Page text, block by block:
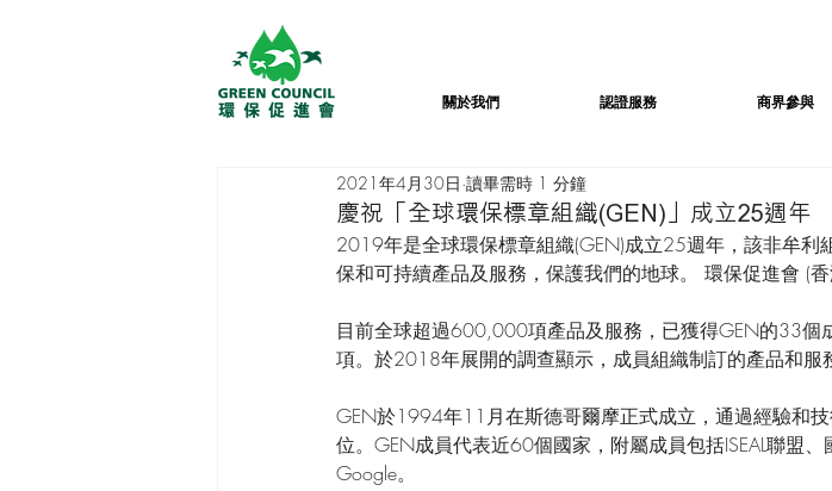
關於我們 認證服務 商界參與
慶祝「全球環保標章組織(GEN)」成立25週年
2021年4月30日 讀畢需時 1 分鐘
2019年是全球環保標章組織(GEN)成立25週年，該非牟利
保和可持續產品及服務，保護我們的地球。 環保促進會 (
目前全球超過600,000項產品及服務，已獲得GEN的33
項。於2018年展開的調查顯示，成員組織制訂的產品和服
GEN於1994年11月在斯德哥爾摩正式成立，通過經驗和
位。GEN成員代表近60個國家，附屬成員包括ISEAL聯盟
Google。